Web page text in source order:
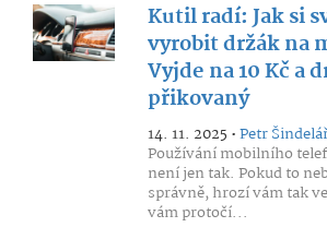
Kutil radí: Jak si
vyrobit držák na
Vyjde na 10 Kč a
přikovaný
14. 11. 2025 •Petr
Používání mobilního
není jen tak. Pokud to
správně, hrozí vám tak
vám protočí...